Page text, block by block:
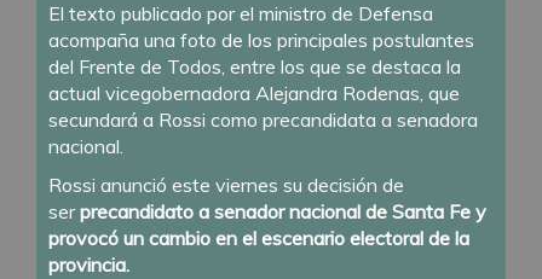
El texto publicado por el ministro de Defensa
acompaña una foto de los principales postulantes
del Frente de Todos, entre los que se destaca la
actual vicegobernadora Alejandra Rodenas, que
secundará a Rossi como precandidata a senadora
nacional.
Rossi anunció este viernes su decisión de
serprecandidato a senador nacional de Santa Fe y
provocó un cambio en el escenario electoral de la
provincia.